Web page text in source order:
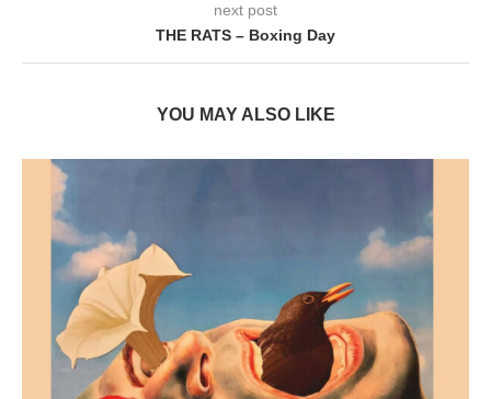
next post
THE RATS – Boxing Day
YOU MAY ALSO LIKE